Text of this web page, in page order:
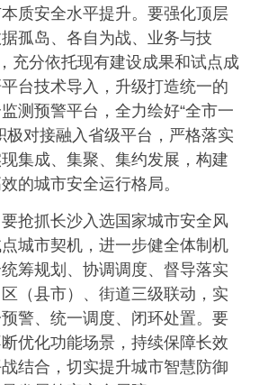
质安全水平提升。要强化顶层
孤岛、各自为战、业务与技
充分依托现有建设成果和试点成
台技术导入，升级打造统一的
测预警平台，全力绘好“全市一
极对接融入省级平台，严格落实
集成、集聚、集约发展，构建
的城市安全运行格局。
抢抓长沙入选国家城市安全风
城市契机，进一步健全体制机
筹规划、协调调度、督导落实
（县市）、街道三级联动，实
警、统一调度、闭环处置。要
优化功能场景，持续保障长效
结合，切实提升城市智慧防御